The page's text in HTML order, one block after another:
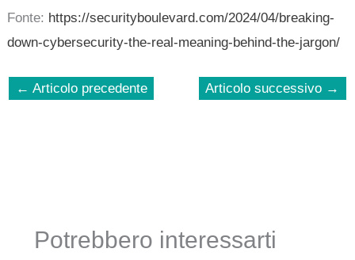
Fonte: https://securityboulevard.com/2024/04/breaking-
down-cybersecurity-the-real-meaning-behind-the-jargon/
← Articolo precedente Articolo successivo →
Potrebbero interessarti